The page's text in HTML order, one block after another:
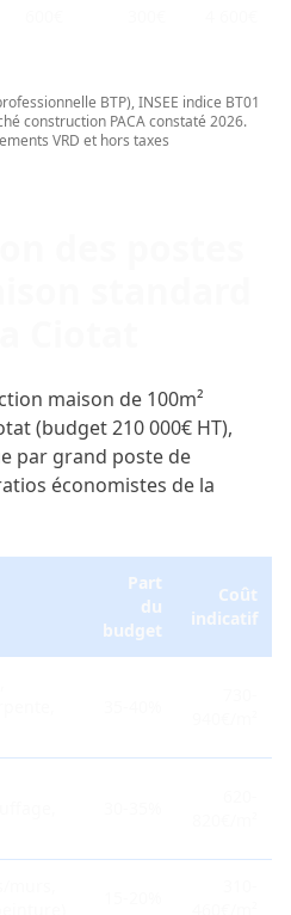
BTP), INSEE indice BT01
construction PACA constaté 2026.
VRD et hors taxes
maison de 100m²
(budget 210 000€ HT),
par grand poste de
économistes de la
Part
du
budget
Coût
indicatif